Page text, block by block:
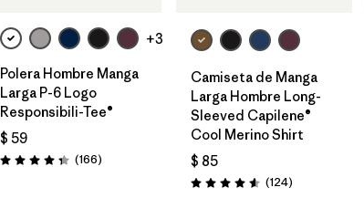
+3
Polera Hombre Manga
Larga P-6 Logo
Responsibili-Tee®
$ 59
Valoración: 4.4 / 5
(166Comentarios
)
Camiseta de Manga
Larga Hombre Long-
Sleeved Capilene®
Cool Merino Shirt
$ 85
Valoración: 4.6 / 5
(124Comentarios
)